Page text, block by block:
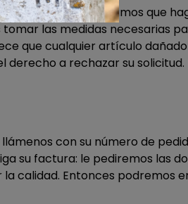
su ausencia, le rogamos que
las medidas necesarias
que cualquier artículo
derecho a rechazar su solicitud.
con su número de
su factura: le pediremos las
calidad. Entonces podremos